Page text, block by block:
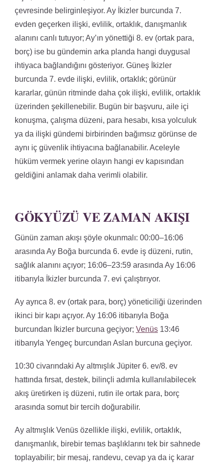
çevresinde belirginleşiyor. Ay İkizler burcunda 7.
evden geçerken ilişki, evlilik, ortaklık, danışmanlık
alanını canlı tutuyor; Ay’ın yönettiği 8. ev (ortak para,
borç) ise bu gündemin arka planda hangi duygusal
ihtiyaca bağlandığını gösteriyor. Güneş İkizler
burcunda 7. evde ilişki, evlilik, ortaklık; görünür
kararlar, günün ritminde daha çok ilişki, evlilik, ortaklık
üzerinden şekillenebilir. Bugün bir başvuru, aile içi
konuşma, çalışma düzeni, para hesabı, kısa yolculuk
ya da ilişki gündemi birbirinden bağımsız görünse de
aynı iç güvenlik ihtiyacına bağlanabilir. Aceleyle
hüküm vermek yerine olayın hangi ev kapısından
geldiğini anlamak daha verimli olabilir.
GÖKYÜZÜ VE ZAMAN AKIŞI
Günün zaman akışı şöyle okunmalı: 00:00–16:06
arasında Ay Boğa burcunda 6. evde iş düzeni, rutin,
sağlık alanını açıyor; 16:06–23:59 arasında Ay 16:06
itibarıyla İkizler burcunda 7. evi çalıştırıyor.
Ay ayrıca 8. ev (ortak para, borç) yöneticiliği üzerinden
ikinci bir kapı açıyor. Ay 16:06 itibarıyla Boğa
burcundan İkizler burcuna geçiyor; Venüs 13:46
itibarıyla Yengeç burcundan Aslan burcuna geçiyor.
10:30 civarındaki Ay altmışlık Jüpiter 6. ev/8. ev
hattında fırsat, destek, bilinçli adımla kullanılabilecek
akış üretirken iş düzeni, rutin ile ortak para, borç
arasında somut bir tercih doğurabilir.
Ay altmışlık Venüs özellikle ilişki, evlilik, ortaklık,
danışmanlık, birebir temas başlıklarını tek bir sahnede
toplayabilir; bir mesaj, randevu, cevap ya da iç karar